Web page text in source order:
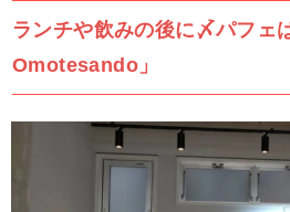
ランチや飲みの後に〆パフェ
Omotesando 」